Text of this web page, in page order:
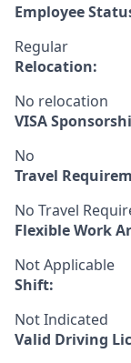
Employee
Regular
Relocation:
No relocation
VISA
No
Travel
No Travel
Flexible Work
Not Applicable
Shift:
Not Indicated
Valid Driving